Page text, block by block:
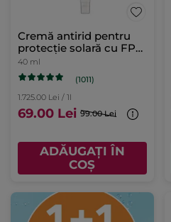
Cremă antirid pentru
protecție solară cu FPS
50 40ml
40 ml
(1011)
1.725.00 Lei / 1l
69.00 Lei 99.00 Lei
ADĂUGAȚI ÎN
COȘ